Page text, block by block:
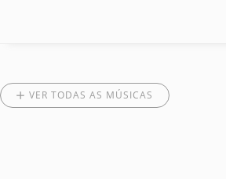
VER TODAS AS MÚSICAS